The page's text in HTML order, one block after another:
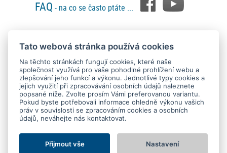
FAQ - na co se často ptáte ...
Platební metody
Copyright © 2015 - 2026SEO kvalitně
Kontakt
Ochrana osobních údajů O nás
Obchodní podmínky
Nastavení Cookies
Tato webová stránka používá cookies
Na těchto stránkách fungují cookies, které naše
společnost využívá pro vaše pohodlné prohlížení webu a
zlepšování jeho funkcí a výkonu. Jednotlivé typy cookies a
jejich využití při zpracovávání osobních údajů naleznete
popsané níže. Zvolte prosím Vámi preferovanou variantu.
Pokud byste potřebovali informace ohledně výkonu vašich
práv v souvislosti se zpracováním cookies a osobních
údajů, neváhejte nás kontaktovat.
Přijmout vše Nastavení